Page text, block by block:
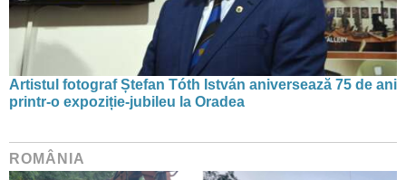
Artistul fotograf Ștefan Tóth István aniversează 75 de ani
printr-o expoziție-jubileu la Oradea
ROMÂNIA